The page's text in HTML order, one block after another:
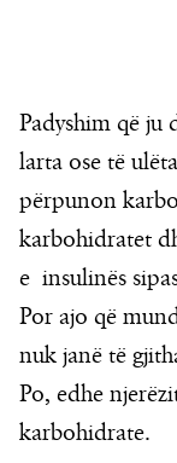
Padyshim që ju
larta ose të
përpunon
karbohidratet
e insulinës
Por ajo që
nuk janë të
Po, edhe
karbohidrate.